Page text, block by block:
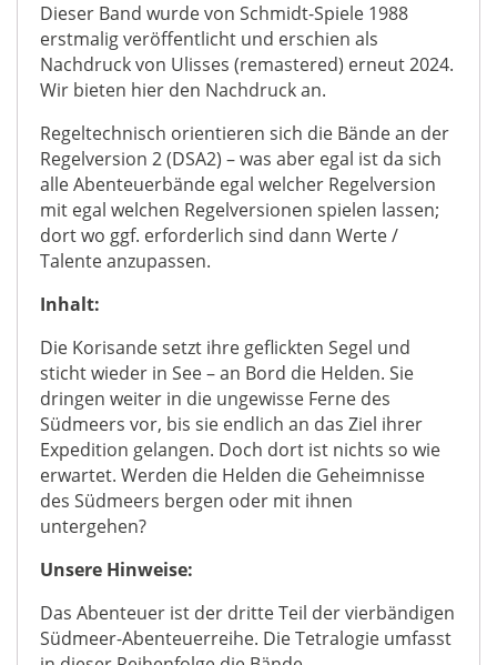
Dieser Band wurde von Schmidt-Spiele 1988
erstmalig veröffentlicht und erschien als
Nachdruck von Ulisses (remastered) erneut 2024.
Wir bieten hier den Nachdruck an.
Regeltechnisch orientieren sich die Bände an der
Regelversion 2 (DSA2) – was aber egal ist da sich
alle Abenteuerbände egal welcher Regelversion
mit egal welchen Regelversionen spielen lassen;
dort wo ggf. erforderlich sind dann Werte /
Talente anzupassen.
Inhalt:
Die Korisande setzt ihre geflickten Segel und
sticht wieder in See – an Bord die Helden. Sie
dringen weiter in die ungewisse Ferne des
Südmeers vor, bis sie endlich an das Ziel ihrer
Expedition gelangen. Doch dort ist nichts so wie
erwartet. Werden die Helden die Geheimnisse
des Südmeers bergen oder mit ihnen
untergehen?
Unsere Hinweise:
Das Abenteuer ist der dritte Teil der vierbändigen
Südmeer-Abenteuerreihe. Die Tetralogie umfasst